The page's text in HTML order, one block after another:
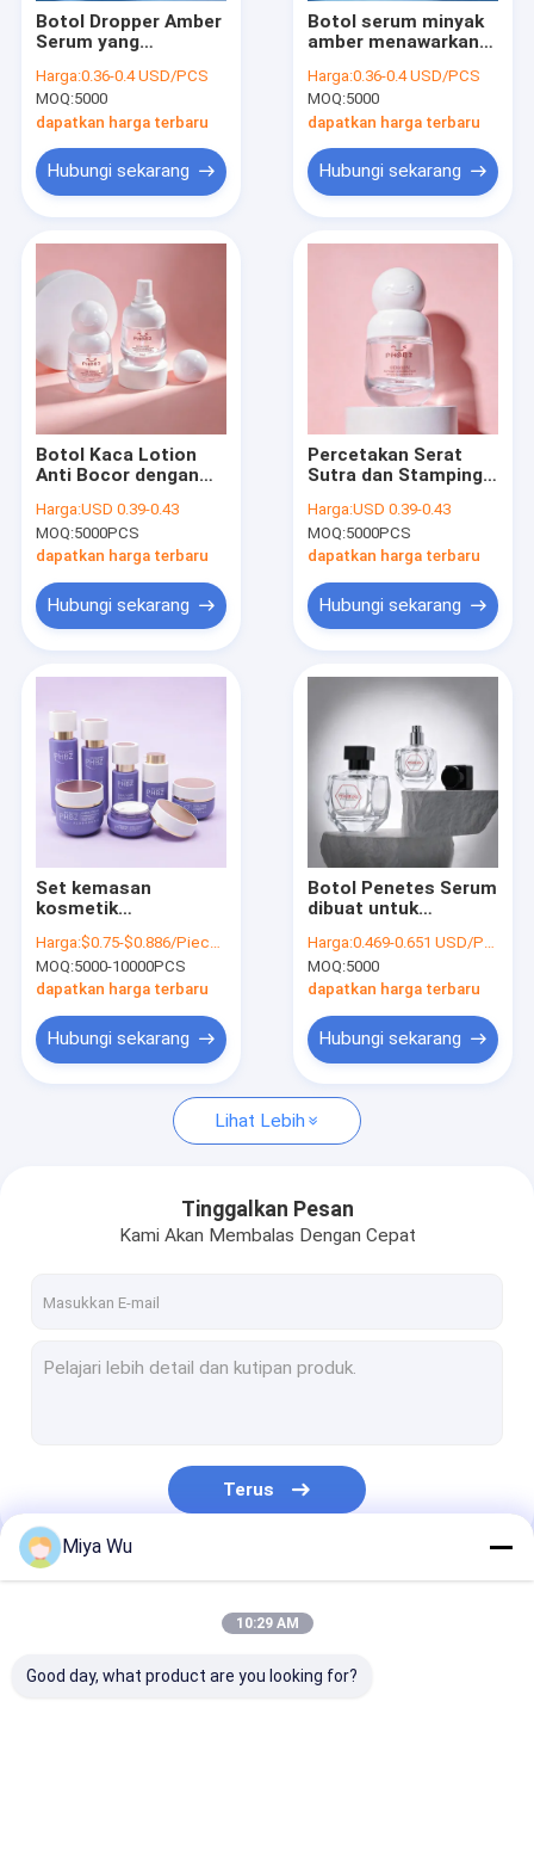
Produk
Tentang Kami
Tur Pabrik
Kontrol Kualitas
Berita
Minta Kutipan
Botol Kemasan Plastik
Botol Busa Plastik
Botol Lotion Plastik
Botol Penetes Serum
Botol Foundation Cair
Botol Dropper Amber
Serum yang
Machine Sempurna
untuk kemasan
minyak esensial dan
perawatan kulit
Harga:0.36-0.4 USD/PCS
MOQ:5000
dapatkan harga terbaru
Hubungi sekarang
Botol serum minyak
amber menawarkan
lama yang cocok
untuk minyak
esensial, serum, dan
produk perawatan
kulit kosmetik
Harga:0.36-0.4 USD/PCS
MOQ:5000
dapatkan harga terbaru
Hubungi sekarang
Botol Kaca Lotion
Anti Bocor dengan
yang Dapat
Digunakan Kembali
Ideal untuk Minyak
Losion
Harga:USD 0.39-0.43
MOQ:5000PCS
dapatkan harga terbaru
Hubungi sekarang
Percetakan Serat
Sutra dan Stamping
Kosmetik Sesuaikan
Opsi Pencetakan
Logo untuk Solusi
Harga:USD 0.39-0.43
MOQ:5000PCS
dapatkan harga terbaru
Hubungi sekarang
Set kemasan
kosmetik
dengan botol kaca
mewah botol lotion
tutup emas toples
kosmetik
Harga:$0.75-$0.886/Pieces
MOQ:5000-10000PCS
dapatkan harga terbaru
Hubungi sekarang
Botol Penetes Serum
dibuat untuk
tinggi dan
fungsionalitas yang
cocok untuk
dan ilmiah
Harga:0.469-0.651 USD/PCS
MOQ:5000
dapatkan harga terbaru
Hubungi sekarang
Lihat Lebih
Tinggalkan Pesan
Kami Akan Membalas Dengan Cepat
Terus
Kategori Kami
Miya Wu
10:29 AM
Good day, what product are you looking for?